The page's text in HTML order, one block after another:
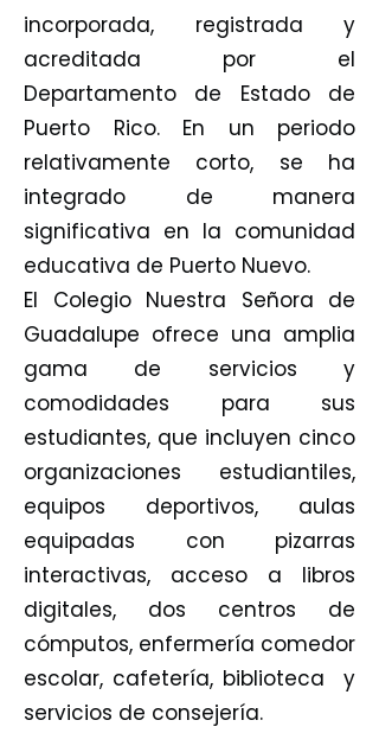
incorporada, registrada y
acreditada por el
Departamento de Estado de
Puerto Rico. En un periodo
relativamente corto, se ha
integrado de manera
significativa en la comunidad
educativa de Puerto Nuevo.
El Colegio Nuestra Señora de
Guadalupe ofrece una amplia
gama de servicios y
comodidades para sus
estudiantes, que incluyen cinco
organizaciones estudiantiles,
equipos deportivos, aulas
equipadas con pizarras
interactivas, acceso a libros
digitales, dos centros de
cómputos, enfermería comedor
escolar, cafetería, biblioteca y
servicios de consejería.